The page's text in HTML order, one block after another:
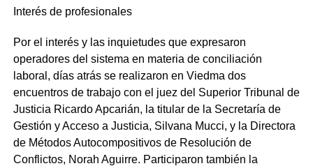
Interés de profesionales
Por el interés y las inquietudes que expresaron
operadores del sistema en materia de conciliación
laboral, días atrás se realizaron en Viedma dos
encuentros de trabajo con el juez del Superior Tribunal de
Justicia Ricardo Apcarián, la titular de la Secretaría de
Gestión y Acceso a Justicia, Silvana Mucci, y la Directora
de Métodos Autocompositivos de Resolución de
Conflictos, Norah Aguirre. Participaron también la